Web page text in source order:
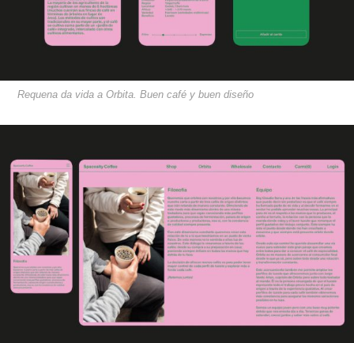
Requena da vida a Orbita. Buen café y buen diseño